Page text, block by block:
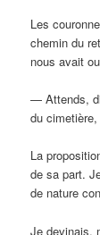
Les
chemin du
nous avait
— Attends,
du
La
de sa part.
de nature
Je devinais,